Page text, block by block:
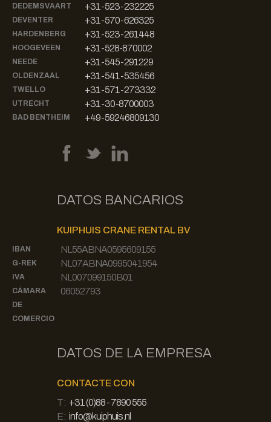
DEDEMSVAART +31-523-232225
DEVENTER +31-570-626325
HARDENBERG +31-523-261448
HOOGEVEEN +31-528-870002
NEEDE +31-545-291229
OLDENZAAL +31-541-535456
TWELLO +31-571-273332
UTRECHT +31-30-8700003
BAD BENTHEIM +49-59246809130
DATOS BANCARIOS
KUIPHUIS CRANE RENTAL BV
IBAN NL55ABNA0595609155
G-REK NL07ABNA0995041954
IVA NL007099150B01
CÁMARA
DE
COMERCIO
06052793
DATOS DE LA EMPRESA
CONTACTE CON
T: +31 (0)88 - 7890 555
E: info@kuiphuis.nl